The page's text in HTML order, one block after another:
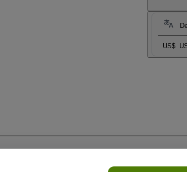
US$
Cookie-Richtlinieund